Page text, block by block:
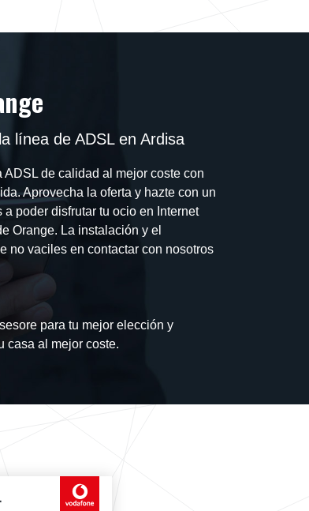
línea de ADSL en Ardisa
de calidad al mejor coste con
Aprovecha la oferta y hazte con un
poder disfrutar tu ocio en Internet
Orange. La instalación y el
no vaciles en contactar con nosotros
para tu mejor elección y
casa al mejor coste.